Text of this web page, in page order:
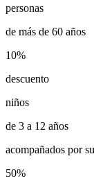
personas
de más de 60 años
10%
descuento
niños
de 3 a 12 años
acompañados por
50%